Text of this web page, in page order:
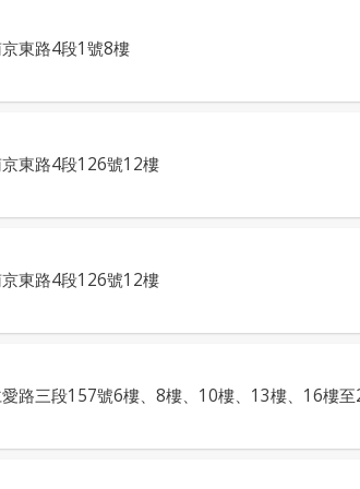
東路4段1號8樓
東路4段126號12樓
東路4段126號12樓
路三段157號6樓、8樓、10樓、13樓、16樓